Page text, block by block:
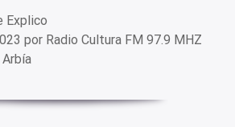
Explico
por Radio Cultura FM 97.9 MHZ
Arbía